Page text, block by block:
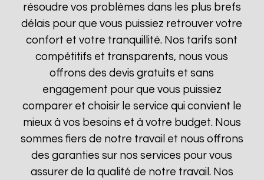
résoudre vos problèmes dans les plus brefs
délais pour que vous puissiez retrouver votre
confort et votre tranquillité. Nos tarifs sont
compétitifs et transparents, nous vous
offrons des devis gratuits et sans
engagement pour que vous puissiez
comparer et choisir le service qui convient le
mieux à vos besoins et à votre budget. Nous
sommes fiers de notre travail et nous offrons
des garanties sur nos services pour vous
assurer de la qualité de notre travail. Nos